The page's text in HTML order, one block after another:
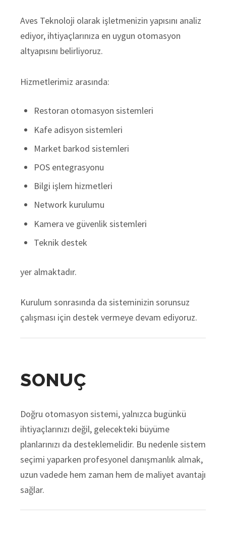
Aves Teknoloji olarak işletmenizin yapısını analiz
ediyor, ihtiyaçlarınıza en uygun otomasyon
altyapısını belirliyoruz.
Hizmetlerimiz arasında:
Restoran otomasyon sistemleri
Kafe adisyon sistemleri
Market barkod sistemleri
POS entegrasyonu
Bilgi işlem hizmetleri
Network kurulumu
Kamera ve güvenlik sistemleri
Teknik destek
yer almaktadır.
Kurulum sonrasında da sisteminizin sorunsuz
çalışması için destek vermeye devam ediyoruz.
SONUÇ
Doğru otomasyon sistemi, yalnızca bugünkü
ihtiyaçlarınızı değil, gelecekteki büyüme
planlarınızı da desteklemelidir. Bu nedenle sistem
seçimi yaparken profesyonel danışmanlık almak,
uzun vadede hem zaman hem de maliyet avantajı
sağlar.